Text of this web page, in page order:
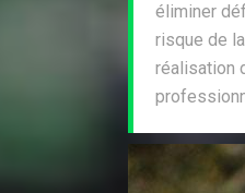
éliminer
risque de
réalisation